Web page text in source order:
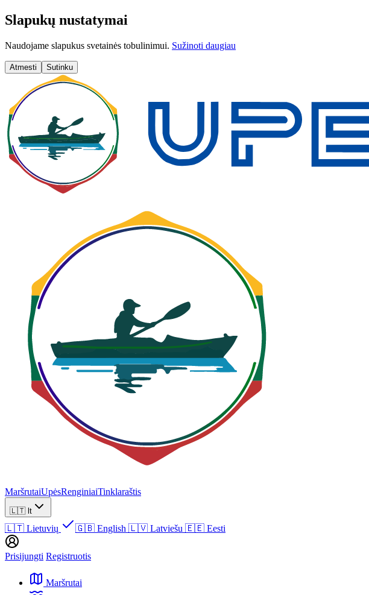
Slapukų nustatymai
Naudojame slapukus svetainės tobulinimui. Sužinoti daugiau
Atmesti Sutinku
MaršrutaiUpėsRenginiaiTinklaraštis
🇱🇹 lt
🇱🇹 Lietuvių 🇬🇧 English 🇱🇻 Latviešu 🇪🇪 Eesti
Prisijungti Registruotis
Maršrutai